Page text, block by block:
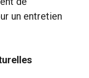
un entretien